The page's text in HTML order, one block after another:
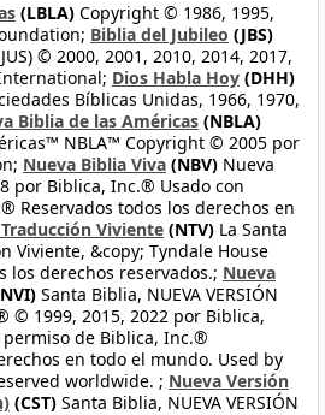
(LBLA) Copyright © 1986, 1995,
Biblia del Jubileo (JBS)
© 2000, 2001, 2010, 2014, 2017,
Dios Habla Hoy (DHH)
Bíblicas Unidas, 1966, 1970,
Biblia de las Américas (NBLA)
NBLA™ Copyright © 2005 por
Nueva Biblia Viva (NBV) Nueva
por Biblica, Inc.® Usado con
Reservados todos los derechos en
Viviente (NTV) La Santa
Viviente, &copy; Tyndale House
los derechos reservados.; Nueva
Santa Biblia, NUEVA VERSIÓN
© 1999, 2015, 2022 por Biblica,
de Biblica, Inc.®
en todo el mundo. Used by
worldwide. ; Nueva Versión
(CST) Santa Biblia, NUEVA VERSIÓN